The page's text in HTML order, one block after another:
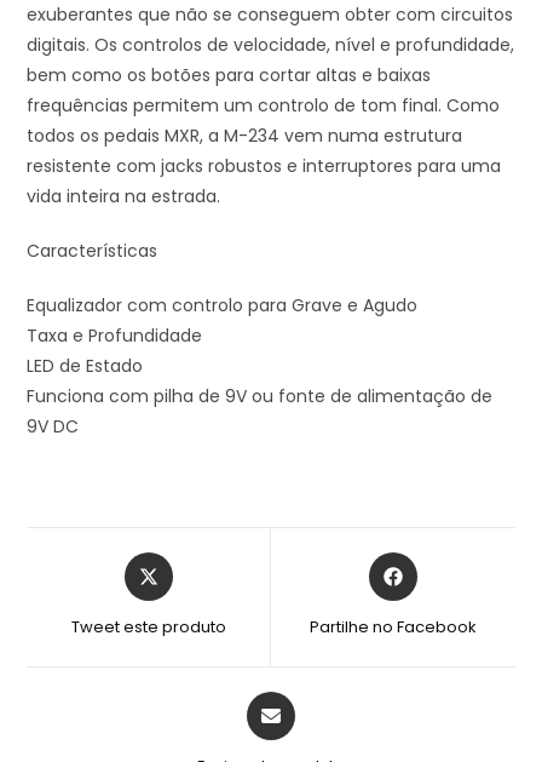
exuberantes que não se conseguem obter com circuitos
digitais. Os controlos de velocidade, nível e profundidade,
bem como os botões para cortar altas e baixas
frequências permitem um controlo de tom final. Como
todos os pedais MXR, a M-234 vem numa estrutura
resistente com jacks robustos e interruptores para uma
vida inteira na estrada.
Características
Equalizador com controlo para Grave e Agudo
Taxa e Profundidade
LED de Estado
Funciona com pilha de 9V ou fonte de alimentação de
9V DC
Tweet este produto Partilhe no Facebook